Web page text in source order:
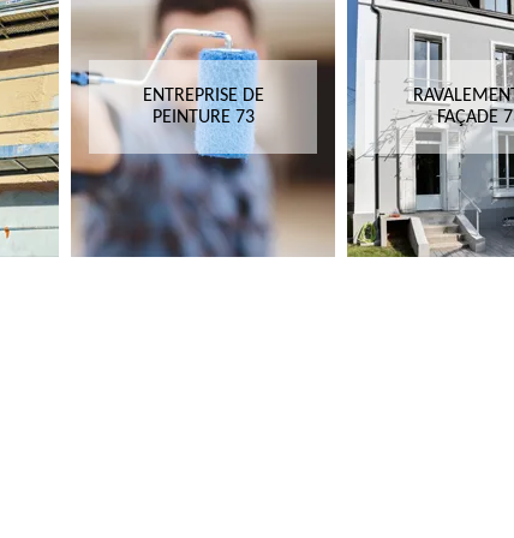
ENTREPRISE DE
PEINTURE 73
RAVALEMENT DE
FAÇADE 73